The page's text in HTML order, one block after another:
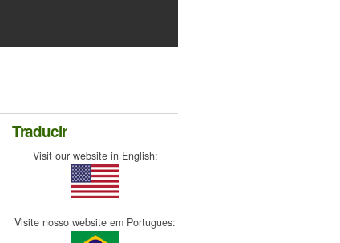
Traducir
Visit our website in English:
Visite nosso website em Portugues: